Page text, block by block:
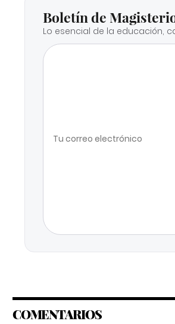
Boletín de
Lo esencial de la educación,
COMENTARIOS